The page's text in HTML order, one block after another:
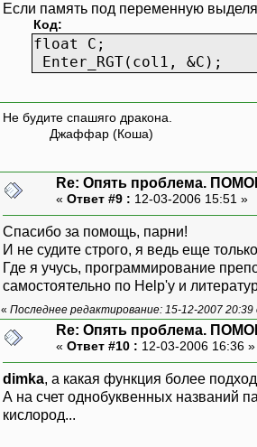
Если память под переменную
Код:
float C;
Enter_RGT(col1, &C);
Не будите спашяго дракона.
Джаффар (Коша)
Re: Опять проблема.
« Ответ #9 : 12-03-2006 15:51 »
Спасибо за помощь, парни!
И не судите строго, я ведь еще
Где я учусь, программирование
самостоятельно по Help'у и
« Последнее редактирование: 15-12-2007
Re: Опять проблема.
« Ответ #10 : 12-03-2006 16:36
dimka, а какая функция более
А на счет однобуквенных названий
кислород...